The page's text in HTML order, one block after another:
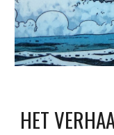
HET